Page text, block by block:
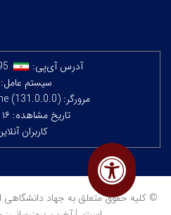
آدرس آی‌پی:
سیستم عامل: Linux
مرورگر: Google Chrome (131.0.0.0)
تاریخ مشاهده: ۱۶ مرداد ۱۴۰۵
کاربران
© کلیه حقوق متعلق به جهاد دانشگاهی